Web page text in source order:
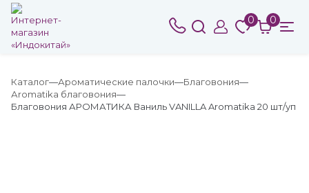
0 0
Каталог Ароматические палочки
Благовония
Аromatika благовония
Благовония АРОМАТИКА Ваниль VANILLA Aromatika 20 шт/уп